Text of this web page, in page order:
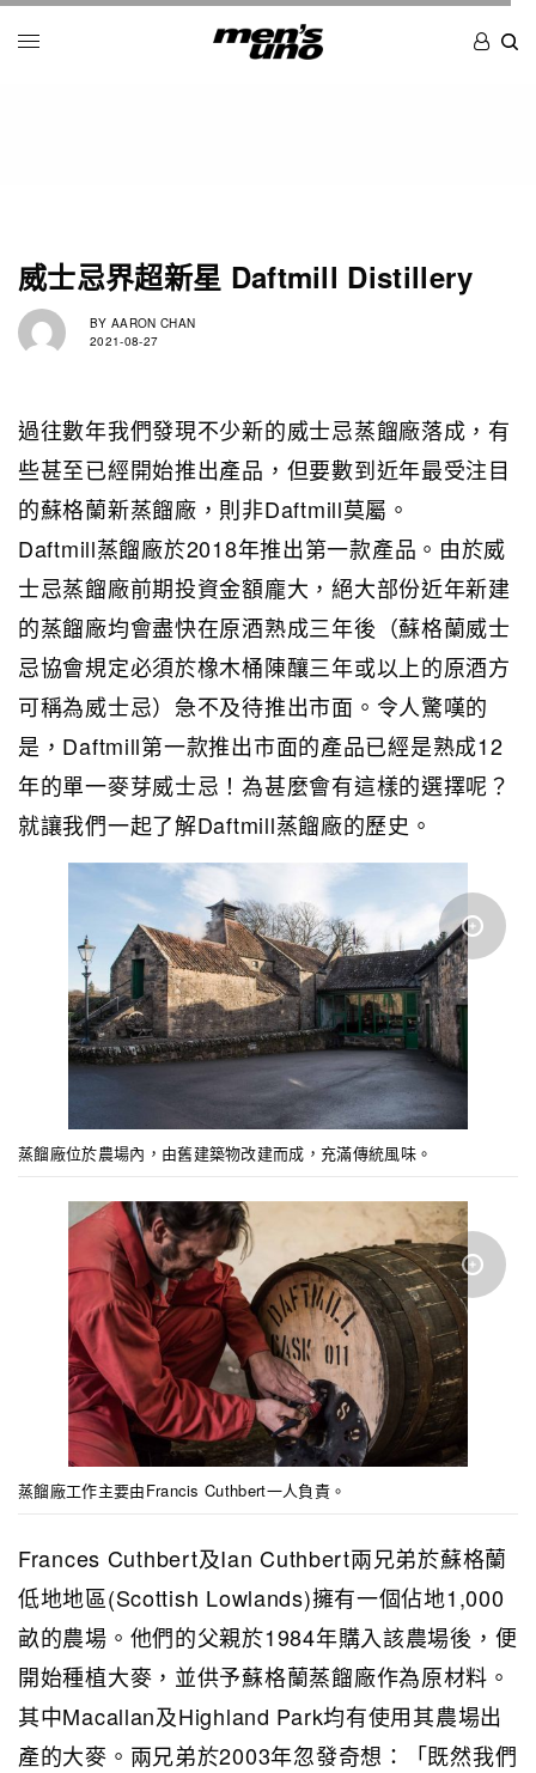
威士忌界超新星 Daftmill Distillery
BY AARON CHAN
2021-08-27
過往數年我們發現不少新的威士忌蒸餾廠落成，有
些甚至已經開始推出產品，但要數到近年最受注目
的蘇格蘭新蒸餾廠，則非Daftmill莫屬。
Daftmill蒸餾廠於2018年推出第一款產品。由於威
士忌蒸餾廠前期投資金額龐大，絕大部份近年新建
的蒸餾廠均會盡快在原酒熟成三年後（蘇格蘭威士
忌協會規定必須於橡木桶陳釀三年或以上的原酒方
可稱為威士忌）急不及待推出市面。令人驚嘆的
是，Daftmill第一款推出市面的產品已經是熟成12
年的單一麥芽威士忌！為甚麼會有這樣的選擇呢？
就讓我們一起了解Daftmill蒸餾廠的歷史。
蒸餾廠位於農場內，由舊建築物改建而成，充滿傳統風味。
蒸餾廠工作主要由Francis Cuthbert一人負責。
Frances Cuthbert及Ian Cuthbert兩兄弟於蘇格蘭
低地地區(Scottish Lowlands)擁有一個佔地1,000
畝的農場。他們的父親於1984年購入該農場後，便
開始種植大麥，並供予蘇格蘭蒸餾廠作為原材料。
其中Macallan及Highland Park均有使用其農場出
產的大麥。兩兄弟於2003年忽發奇想：「既然我們